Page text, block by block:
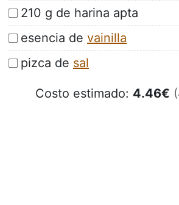
210 g de harina apta
esencia de vainilla
pizca de sal
Costo estimado: 4.46€